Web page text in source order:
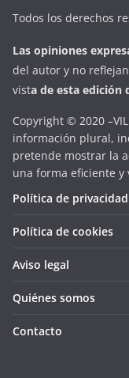
Todos los derechos
Las opiniones
del autor y no
vista de esta edición
Copyright © 2020
información plural,
pretende mostrar la
una forma eficiente y
Política de privacidad
Política de cookies
Aviso legal
Quiénes somos
Contacto